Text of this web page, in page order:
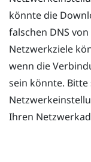
könnte die
falschen DNS
Netzwerkziele
wenn die
sein könnte. Bitte
Ihren